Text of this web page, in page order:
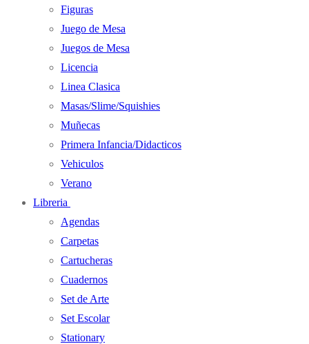
Figuras
Juego de Mesa
Juegos de Mesa
Licencia
Linea Clasica
Masas/Slime/Squishies
Muñecas
Primera Infancia/Didacticos
Vehiculos
Verano
Libreria
Agendas
Carpetas
Cartucheras
Cuadernos
Set de Arte
Set Escolar
Stationary